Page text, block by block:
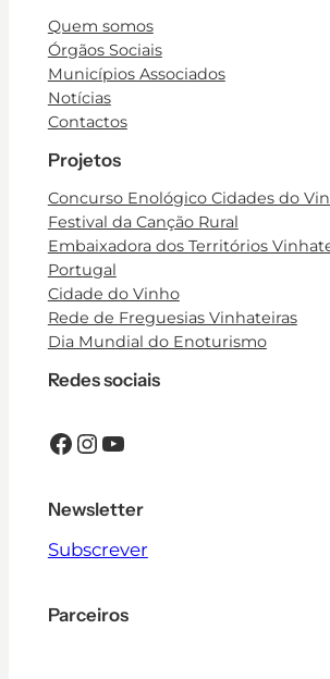
Quem somos
Órgãos Sociais
Municípios Associados
Notícias
Contactos
Projetos
Concurso Enológico Cidades do
Festival da Canção Rural
Embaixadora dos Territórios
Portugal
Cidade do Vinho
Rede de Freguesias Vinhateiras
Dia Mundial do Enoturismo
Redes sociais
Facebook InstagramYouTube
Newsletter
Subscrever
Parceiros